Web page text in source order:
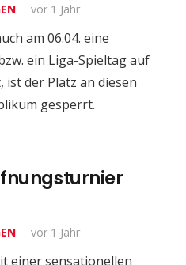
vor 1 Jahr
am 06.04. eine
ein Liga-Spieltag auf
der Platz an diesen
gesperrt.
vor 1 Jahr
einer sensationellen